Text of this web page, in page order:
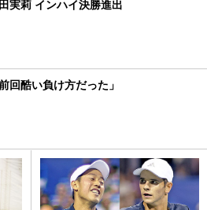
実莉 インハイ決勝進出
回酷い負け方だった」